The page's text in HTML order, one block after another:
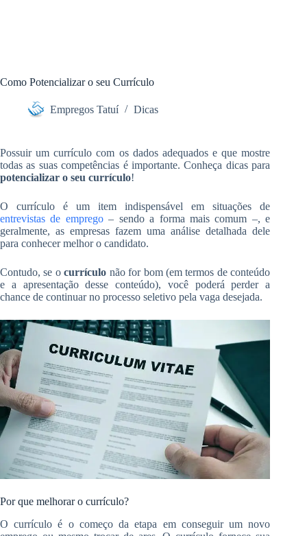
Como Potencializar o seu Currículo
Empregos Tatuí Dicas
Possuir um currículo com os dados adequados e que mostre
todas as suas competências é importante. Conheça dicas para
potencializar o seu currículo!
O currículo é um item indispensável em situações de
entrevistas de emprego– sendo a forma mais comum –, e
geralmente, as empresas fazem uma análise detalhada dele
para conhecer melhor o candidato.
Contudo, se ocurrículo não for bom (em termos de conteúdo
e a apresentação desse conteúdo), você poderá perder a
chance de continuar no processo seletivo pela vaga desejada.
Por que melhorar o currículo?
O currículo é o começo da etapa em conseguir um novo